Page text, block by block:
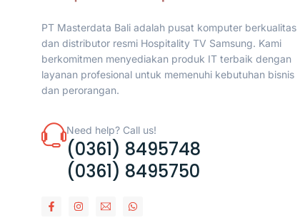
PT Masterdata Bali adalah pusat komputer berkualitas
dan distributor resmi Hospitality TV Samsung. Kami
berkomitmen menyediakan produk IT terbaik dengan
layanan profesional untuk memenuhi kebutuhan bisnis
dan perorangan.
Need help? Call us!
(0361) 8495748
(0361) 8495750